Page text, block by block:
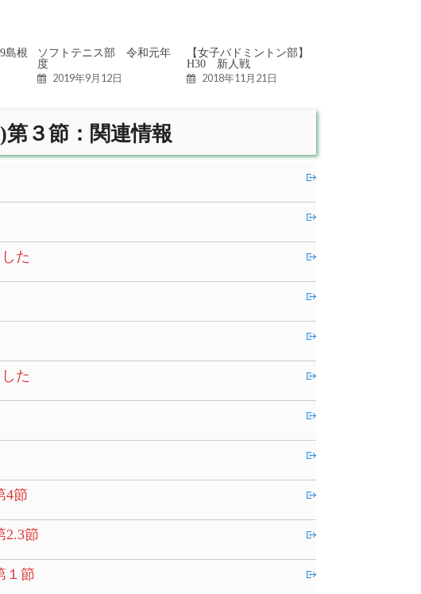
島根
ソフトテニス部 令和元年
度
2019年9月12日
【女子バドミントン部】
H30 新人戦
2018年11月21日
３節：関連情報
た
た
4節
2.3節
１節